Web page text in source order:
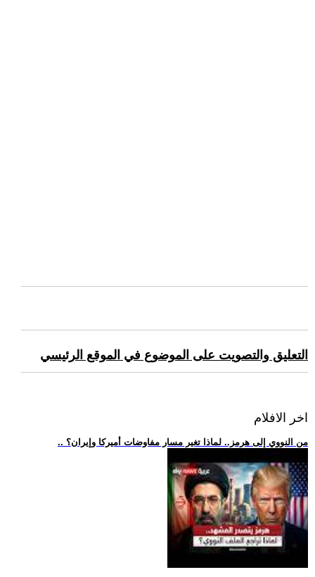
التعليق والتصويت على الموضوع في الموقع الرئيسي
اخر الافلام
.. من النووي إلى هرمز.. لماذا تغير مسار مفاوضات أميركا وإيران؟